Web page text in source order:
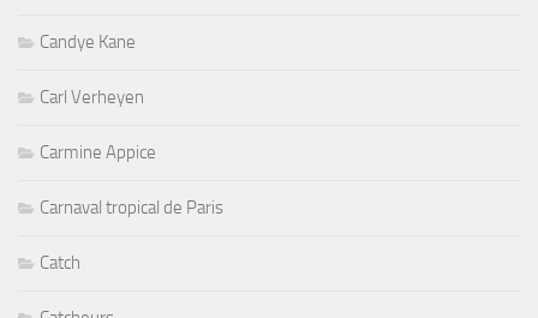
Candye Kane
Carl Verheyen
Carmine Appice
Carnaval tropical de Paris
Catch